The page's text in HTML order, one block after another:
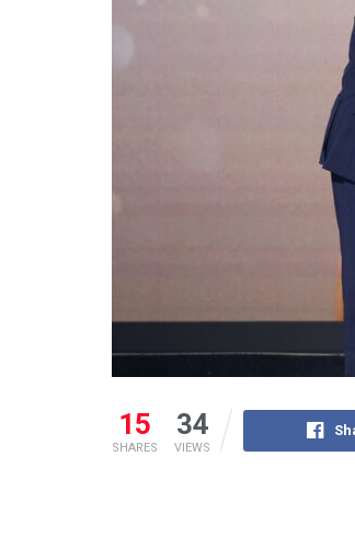
15
SHARES
34
VIEWS